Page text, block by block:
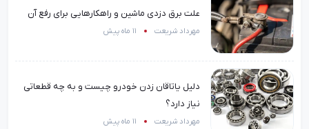
علت برق دزدی ماشین و راهکارهایی برای رفع آن
مهرداد شریعت 11 ماه پیش
دلیل یاتاقان زدن خودرو چیست و به چه قطعاتی
نیاز دارد؟
مهرداد شریعت 11 ماه پیش